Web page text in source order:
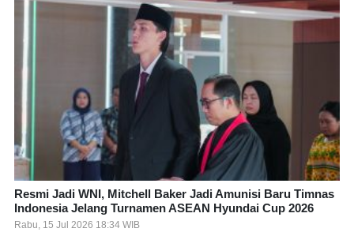
Resmi Jadi WNI, Mitchell Baker Jadi Amunisi Baru Timnas
Indonesia Jelang Turnamen ASEAN Hyundai Cup 2026
Rabu, 15 Jul 2026 18:34 WIB